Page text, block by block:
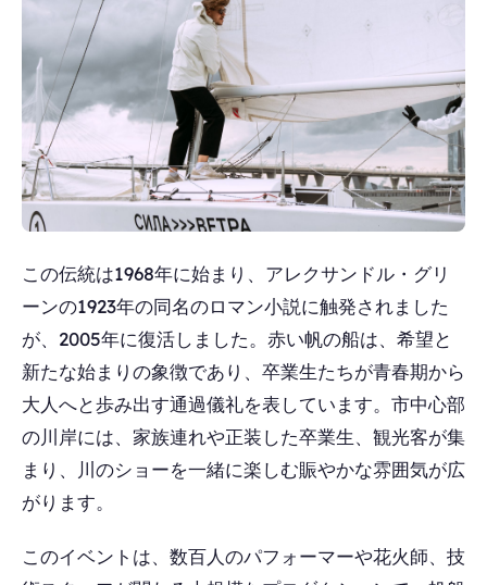
この伝統は1968年に始まり、アレクサンドル・グリ
ーンの1923年の同名のロマン小説に触発されました
が、2005年に復活しました。赤い帆の船は、希望と
新たな始まりの象徴であり、卒業生たちが青春期から
大人へと歩み出す通過儀礼を表しています。市中心部
の川岸には、家族連れや正装した卒業生、観光客が集
まり、川のショーを一緒に楽しむ賑やかな雰囲気が広
がります。
このイベントは、数百人のパフォーマーや花火師、技